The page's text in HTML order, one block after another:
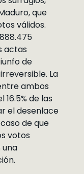
que
válidos.
actas
de
La
ambos
de las
el desenlace
de que
votos
una